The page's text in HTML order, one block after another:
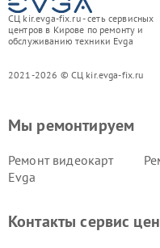
СЦ kir.evga-fix.ru - сеть сервисных
центров в Кирове по ремонту и
обслуживанию техники Evga
2021-2026 © СЦ kir.evga-fix.ru
Мы ремонтируем
Ремонт видеокарт
Evga
Контакты сервис